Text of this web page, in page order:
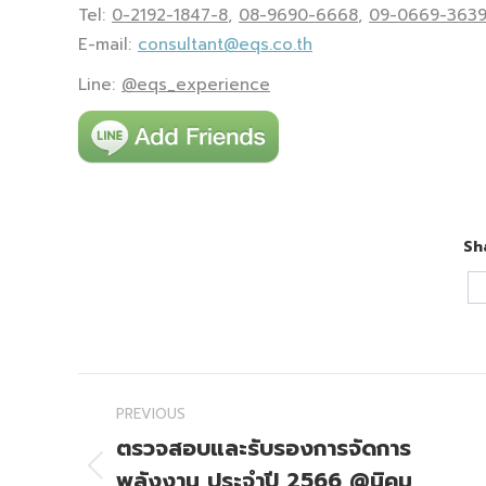
Tel: 0-2192-1847-8, 08-9690-6668, 09-0669-3639
E-mail: consultant@eqs.co.th
Line: @eqs_experience
navigation
PREVIOUS
Previous
ตรวจสอบและรับรองการจัดการ